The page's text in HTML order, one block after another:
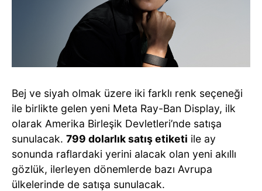
Bej ve siyah olmak üzere iki farklı renk seçeneği
ile birlikte gelen yeni Meta Ray-Ban Display, ilk
olarak Amerika Birleşik Devletleri’nde satışa
sunulacak. 799 dolarlık satış etiketi ile ay
sonunda raflardaki yerini alacak olan yeni akıllı
gözlük, ilerleyen dönemlerde bazı Avrupa
ülkelerinde de satışa sunulacak.